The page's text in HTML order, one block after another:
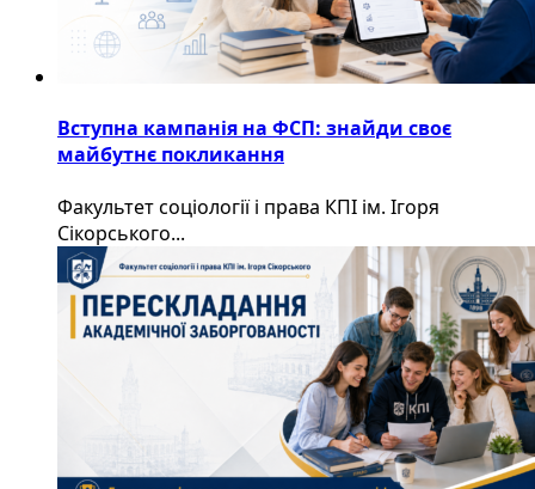
Вступна кампанія на ФСП: знайди своє
майбутнє покликання
Факультет соціології і права КПІ ім. Ігоря
Сікорського...